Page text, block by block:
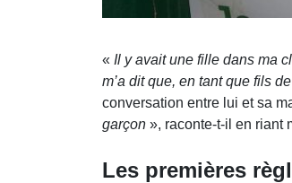
« Il y avait une fille dans ma
m’a dit que, en tant que fils
conversation entre lui et sa
garçon », raconte-t-il en riant
Les premières